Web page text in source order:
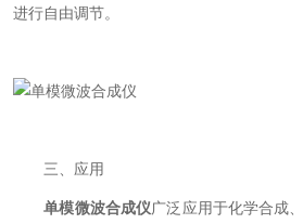
进行自由调节。
三、应用
单模微波合成仪广泛应用于化学合成